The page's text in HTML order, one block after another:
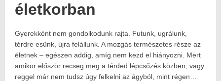
életkorban
Posted
on:
2025.08.22.
2025.08.21.
Author:
Havasokka
Gyerekként nem gondolkodunk rajta. Futunk, ugrálunk,
térdre esünk, újra felállunk. A mozgás természetes része az
életnek – egészen addig, amíg nem kezd el hiányozni. Mert
amikor először recseg meg a térded lépcsőzés közben, vagy
reggel már nem tudsz úgy felkelni az ágyból, mint régen…